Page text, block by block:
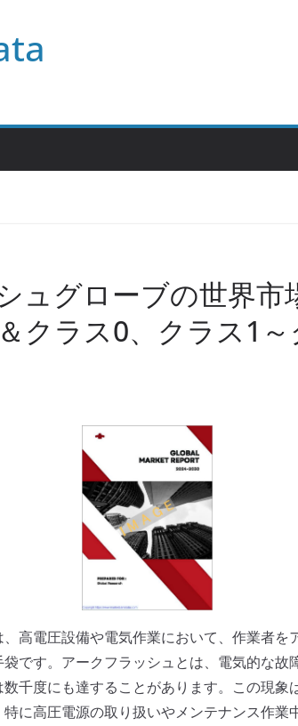
ュグローブの世界市
クラス0、クラス1～
高電圧設備や電気作業において、作業者を
です。アークフラッシュとは、電気的な故
千度にも達することがあります。この現象
に高圧電源の取り扱いやメンテナンス作業